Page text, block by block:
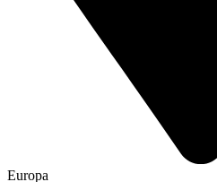
Europa